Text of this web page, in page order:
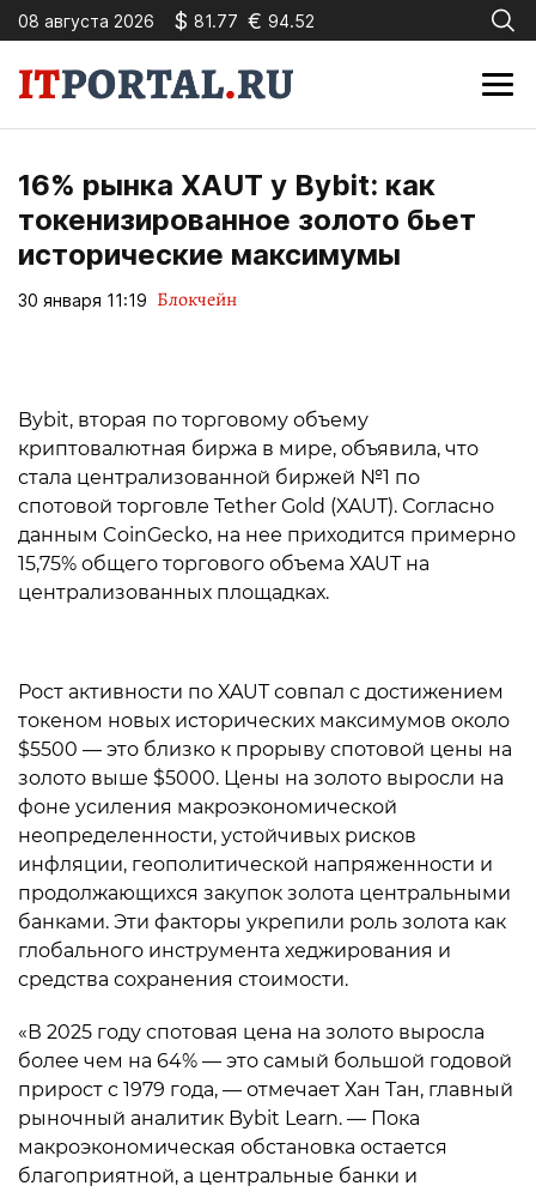
08 августа 2026 $ 81.77 € 94.52
16% рынка XAUT у Bybit: как
токенизированное золото бьет
исторические максимумы
30 января 11:19 Блокчейн
Bybit, вторая по торговому объему
криптовалютная биржа в мире, объявила, что
стала централизованной биржей №1 по
спотовой торговле Tether Gold (XAUT). Согласно
данным CoinGecko, на нее приходится примерно
15,75% общего торгового объема XAUT на
централизованных площадках.
Рост активности по XAUT совпал с достижением
токеном новых исторических максимумов около
$5500 — это близко к прорыву спотовой цены на
золото выше $5000. Цены на золото выросли на
фоне усиления макроэкономической
неопределенности, устойчивых рисков
инфляции, геополитической напряженности и
продолжающихся закупок золота центральными
банками. Эти факторы укрепили роль золота как
глобального инструмента хеджирования и
средства сохранения стоимости.
«В 2025 году спотовая цена на золото выросла
более чем на 64% — это самый большой годовой
прирост с 1979 года, — отмечает Хан Тан, главный
рыночный аналитик Bybit Learn. — Пока
макроэкономическая обстановка остается
благоприятной, а центральные банки и